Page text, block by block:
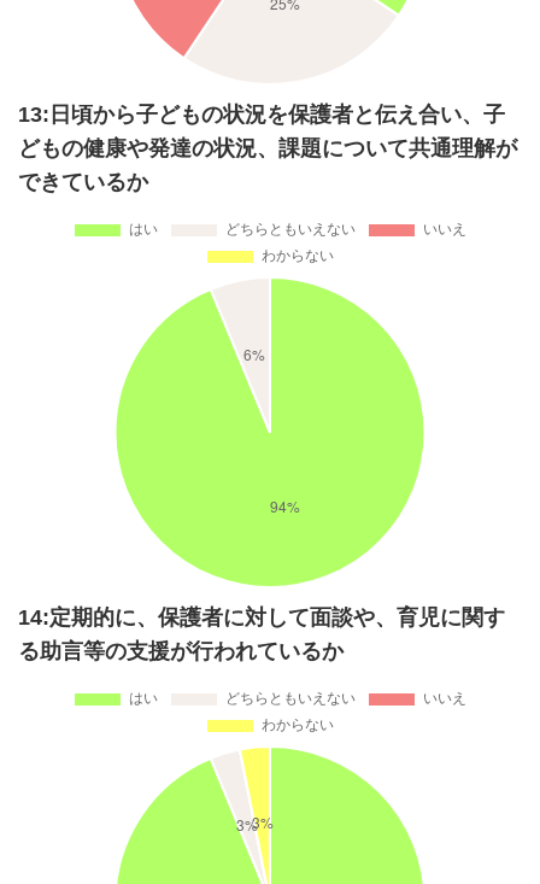
13:日頃から子どもの状況を保護者と伝え合い、子
どもの健康や発達の状況、課題について共通理解が
できているか
14:定期的に、保護者に対して面談や、育児に関す
る助言等の支援が行われているか